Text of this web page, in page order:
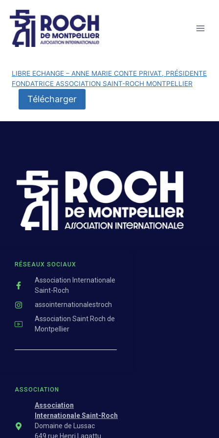
LIBRE ECHANGE – ANNE MARIE CONTE PRIVAT, PRÉSIDENTE
FONDATRICE ASSOCIATION SAINT-ROCH MONTPELLIER
Télécharger
ASSOCIATION
Association
Internationale Saint-Roch
Domaine de Lussac
649 rue Henri Lagattu
RÉSEAUX SOCIAUX
Association Internationale
Saint-Roch
assointernationalestroch
Association Saint Roch de
Montpellier